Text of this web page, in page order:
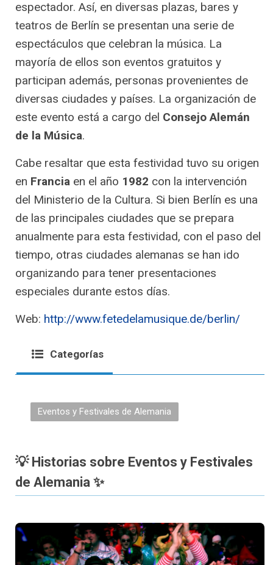
espectador. Así, en diversas plazas, bares y
teatros de Berlín se presentan una serie de
espectáculos que celebran la música. La
mayoría de ellos son eventos gratuitos y
participan además, personas provenientes de
diversas ciudades y países. La organización de
este evento está a cargo del Consejo Alemán
de la Música.
Cabe resaltar que esta festividad tuvo su origen
en Francia en el año 1982 con la intervención
del Ministerio de la Cultura. Si bien Berlín es una
de las principales ciudades que se prepara
anualmente para esta festividad, con el paso del
tiempo, otras ciudades alemanas se han ido
organizando para tener presentaciones
especiales durante estos días.
Web: http://www.fetedelamusique.de/berlin/
Categorías
Eventos y Festivales de Alemania
💡 Historias sobre Eventos y Festivales
de Alemania ✨